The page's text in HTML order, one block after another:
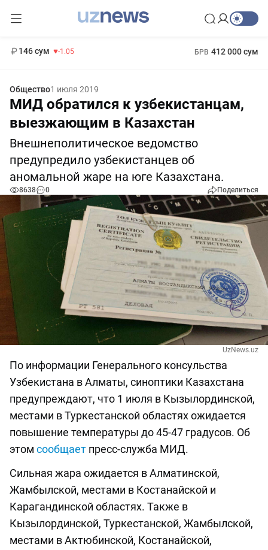
146 сум -1.05 БРВ 412 000 сум
Общество1 июля 2019
МИД обратился к узбекистанцам,
выезжающим в Казахстан
Внешнеполитическое ведомство
предупредило узбекистанцев об
аномальной жаре на юге Казахстана.
8638 0 Поделиться
UzNews.uz
По информации Генерального консульства
Узбекистана в Алматы, синоптики Казахстана
предупреждают, что 1 июля в Кызылординской,
местами в Туркестанской областях ожидается
повышение температуры до 45-47 градусов. Об
этом сообщает пресс-служба МИД.
Сильная жара ожидается в Алматинской,
Жамбылской, местами в Костанайской и
Карагандинской областях. Также в
Кызылординской, Туркестанской, Жамбылской,
местами в Актюбинской, Костанайской,